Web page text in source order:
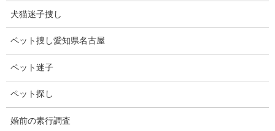
気を付けて運転します━
犬猫迷子捜し
ペット捜し愛知県名古屋
ペット迷子
ペット探し
婚前の素行調査